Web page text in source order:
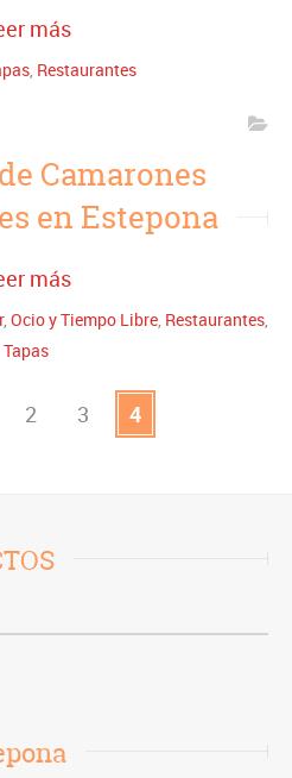
más
, Restaurantes
Camarones
en Estepona
más
, Ocio y Tiempo Libre, Restaurantes,
Tapas
2 3 4